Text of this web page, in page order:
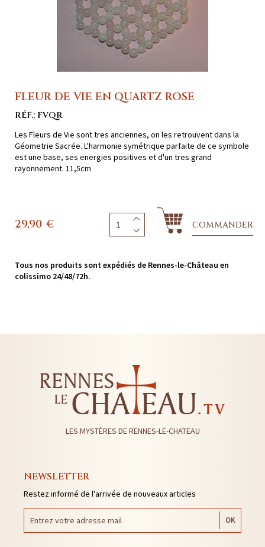
FLEUR DE VIE EN QUARTZ ROSE
RÉF.: FVQR
Les Fleurs de Vie sont tres anciennes, on les retrouvent dans la
Géometrie Sacrée. L'harmonie symétrique parfaite de ce symbole
est une base, ses energies positives et d'un tres grand
rayonnement. 11,5cm
29,90 € COMMANDER
Tous nos produits sont expédiés de Rennes-le-Château en
colissimo 24/48/72h.
LES MYSTÈRES DE RENNES-LE-CHATEAU
NEWSLETTER
Restez informé de l'arrivée de nouveaux articles